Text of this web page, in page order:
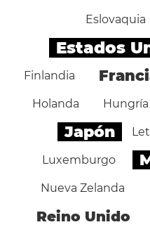
Eslovaquia
Estados
Finlandia
Holanda Hungría
Japón
Luxemburgo
Nueva Zelanda
Reino Unido